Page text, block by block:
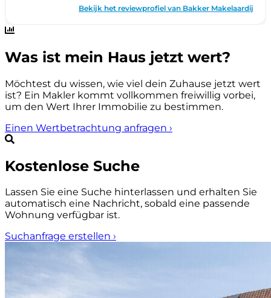
Was ist mein Haus jetzt wert?
Möchtest du wissen, wie viel dein Zuhause jetzt wert
ist? Ein Makler kommt vollkommen freiwillig vorbei,
um den Wert Ihrer Immobilie zu bestimmen.
Einen Wertbetrachtung anfragen ›
Kostenlose Suche
Lassen Sie eine Suche hinterlassen und erhalten Sie
automatisch eine Nachricht, sobald eine passende
Wohnung verfügbar ist.
Suchanfrage erstellen ›